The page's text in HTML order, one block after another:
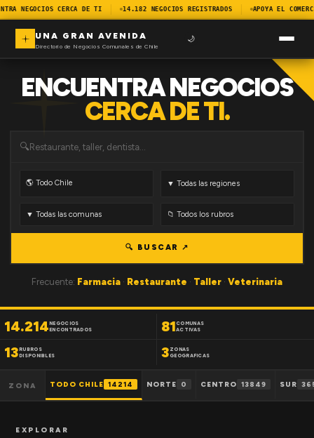
NEGOCIOS CERCA DE TI 14.182 NEGOCIOS REGISTRADOS APOYA EL
UNA GRAN AVENIDA
Directorio de Negocios Comunales de Chile
🌙
ENCUENTRA NEGOCIOS
CERCA DE TI.
🔍
🔍 BUSCAR ↗
Frecuente: Farmacia · Restaurante · Taller · Veterinaria
14.214NEGOCIOS
ENCONTRADOS
81 COMUNAS
ACTIVAS
13RUBROS
DISPONIBLES
3 ZONAS
GEOGRAFICAS
ZONA TODO CHILE 14214 NORTE 0 CENTRO 13849 SUR
EXPLORAR